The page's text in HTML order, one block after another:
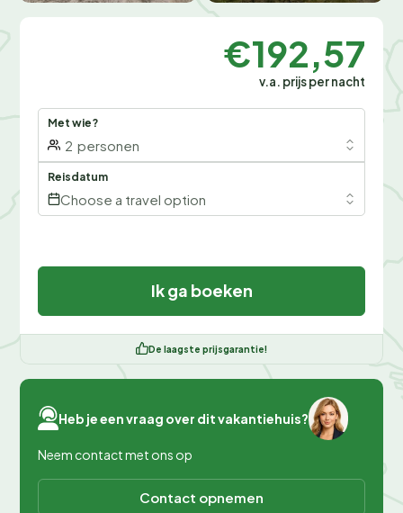
€192,57
v.a. prijs per nacht
Met wie?
2 personen
Reisdatum
Choose a travel option
Ik ga boeken
De laagste prijsgarantie!
Heb je een vraag over dit vakantiehuis?
Neem contact met ons op
Contact opnemen